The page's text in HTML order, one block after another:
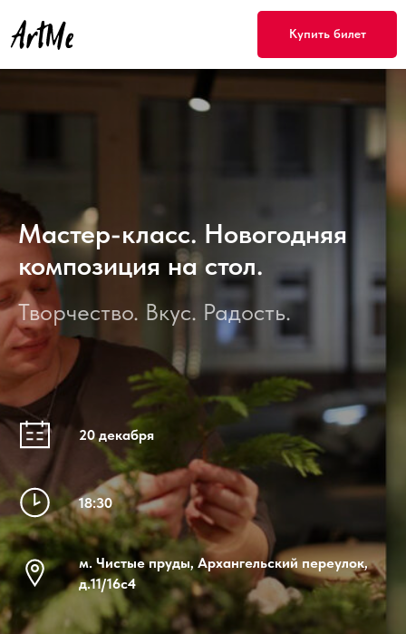
Купить билет
Мастер-класс. Новогодняя
композиция на стол.
Творчество. Вкус. Радость.
20 декабря
18:30
м. Чистые пруды, Архангельский переулок,
д.11/16с4